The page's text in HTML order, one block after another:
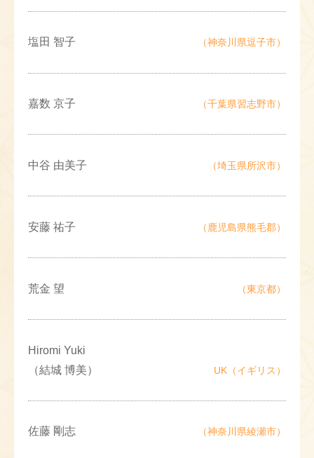
塩田 智子 （神奈川県逗子市）
嘉数 京子 （千葉県習志野市）
中谷 由美子 （埼玉県所沢市）
安藤 祐子 （鹿児島県熊毛郡）
荒金 望 （東京都）
Hiromi Yuki
（結城 博美）
UK（イギリス）
佐藤 剛志 （神奈川県綾瀬市）